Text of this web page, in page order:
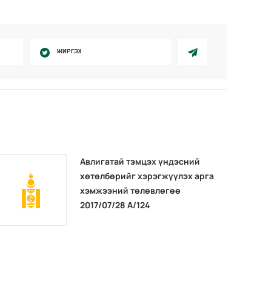
ЖИРГЭХ
Авлигатай тэмцэх үндэсний
хөтөлбөрийг хэрэгжүүлэх арга
хэмжээний төлөвлөгөө
2017/07/28 А/124